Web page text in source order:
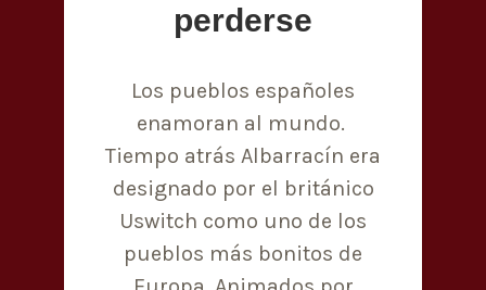
perderse
Los pueblos españoles
enamoran al mundo.
Tiempo atrás Albarracín era
designado por el británico
Uswitch como uno de los
pueblos más bonitos de